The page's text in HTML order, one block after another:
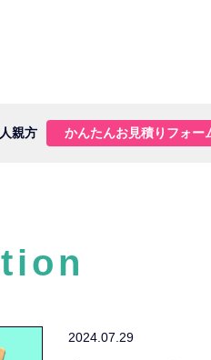
親方 かんたんお見積りフォー
2024.07.29